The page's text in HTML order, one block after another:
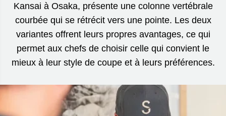
Kansai à Osaka, présente une colonne vertébrale
courbée qui se rétrécit vers une pointe. Les deux
variantes offrent leurs propres avantages, ce qui
permet aux chefs de choisir celle qui convient le
mieux à leur style de coupe et à leurs préférences.